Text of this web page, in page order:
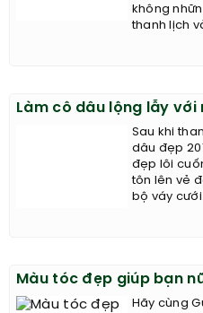
không
thanh lịch
Làm cô dâu lộng lẫy
Sau khi
dâu đẹp
đẹp lôi
tôn lên vẻ
bộ váy
Màu tóc đẹp giúp bạn
Hãy cùng